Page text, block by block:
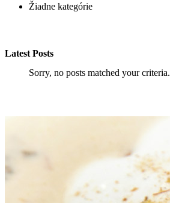
Žiadne kategórie
Latest Posts
Sorry, no posts matched your criteria.